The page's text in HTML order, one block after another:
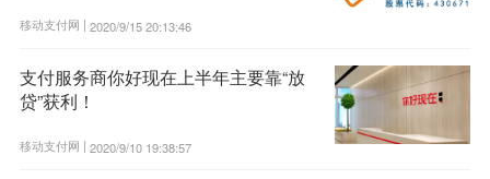
移动支付网 | 2020/9/15 20:13:46
支付服务商你好现在上半年主要靠“放
贷”获利！
移动支付网 | 2020/9/10 19:38:57